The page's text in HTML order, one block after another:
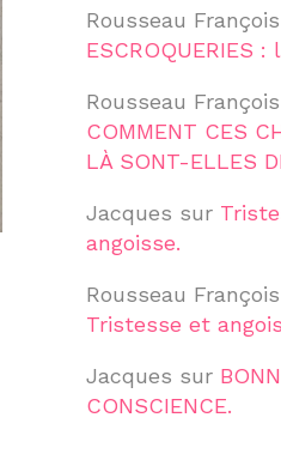
Rousseau François
ESCROQUERIES :
Rousseau François
COMMENT CES
LÀ SONT-ELLES
Jacques sur
angoisse.
Rousseau François
Tristesse et
Jacques sur
CONSCIENCE.